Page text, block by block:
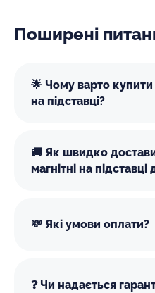
Поширені
🌟 Чому варто купити
на підставці?
🚚 Як швидко
магнітні на
💸 Які умови оплати?
❓ Чи надається